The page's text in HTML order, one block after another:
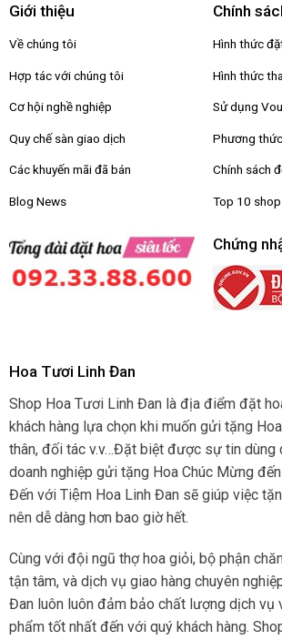
Giới thiệu
Về chúng tôi
Hợp tác với chúng tôi
Cơ hội nghề nghiệp
Quy chế sàn giao dịch
Các khuyến mãi đã bán
Blog News
Chính
Hình thức
Hình thức
Sử dụng
Phương
Chính sách
Top 10
Chứng
Hoa Tươi Linh Đan
Shop Hoa Tươi Linh Đan là địa điểm đặt
khách hàng lựa chọn khi muốn gửi tặng
thân, đối tác v.v…Đặt biệt được sự tin dùng
doanh nghiệp gửi tặng Hoa Chúc Mừng
Đến với Tiệm Hoa Linh Đan sẽ giúp việc
nên dễ dàng hơn bao giờ hết.
Cùng với đội ngũ thợ hoa giỏi, bộ phận
tận tâm, và dịch vụ giao hàng chuyên
Đan luôn luôn đảm bảo chất lượng dịch vụ
phẩm tốt nhất đến với quý khách hàng.